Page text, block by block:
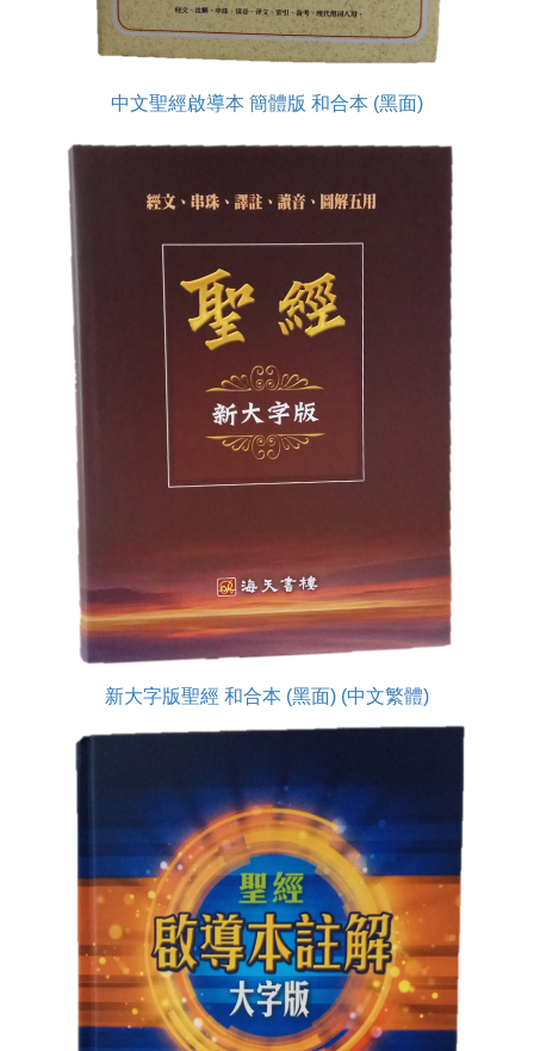
中文聖經啟導本 簡體版 和合本 (黑面)
新大字版聖經 和合本 (黑面) (中文繁體)